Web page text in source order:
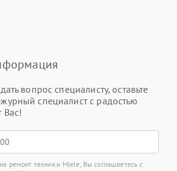
вопрос специалисту, оставьте
специалист с радостью
Вас!
ремонт техники Miele, Вы соглашаетесь с